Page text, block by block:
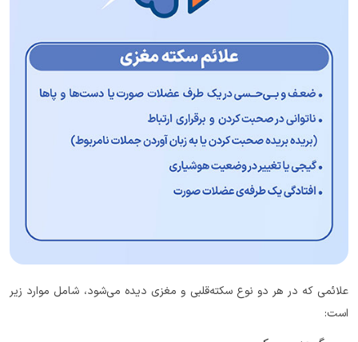
علائمی که در هر دو نوع سکته‌قلبی و مغزی دیده می‌شود، شامل موارد زیر
است: